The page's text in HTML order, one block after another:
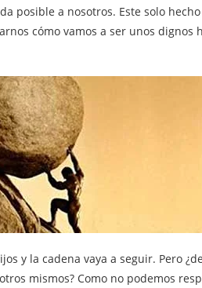
posible a nosotros. Este solo
cómo vamos a ser unos dignos
y la cadena vaya a seguir. Pero
mismos? Como no podemos